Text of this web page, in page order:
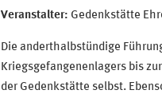
Veranstalter: Gedenkstätte
Die anderthalbstündige
Kriegsgefangenenlagers bis
der Gedenkstätte selbst.